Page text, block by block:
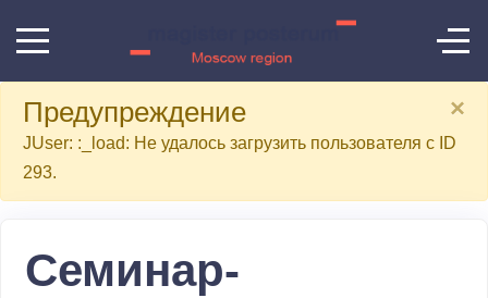
×
Предупреждение
JUser: :_load: Не удалось загрузить пользователя с ID
293.
Семинар-